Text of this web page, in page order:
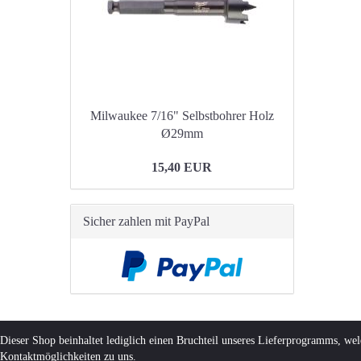
Milwaukee 7/16" Selbstbohrer Holz
Ø29mm
15,40 EUR
Sicher zahlen mit PayPal
Dieser Shop beinhaltet lediglich einen Bruchteil unseres Lieferprogramms,
Kontaktmöglichkeiten zu uns.